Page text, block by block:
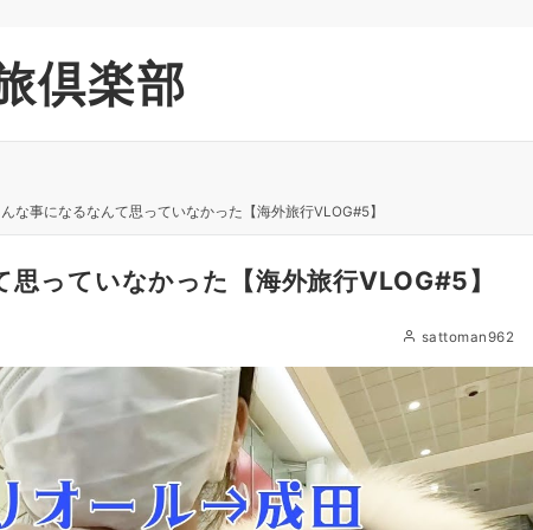
倶楽部
な事になるなんて思っていなかった【海外旅行VLOG#5】
っていなかった【海外旅行VLOG#5】
sattoman962